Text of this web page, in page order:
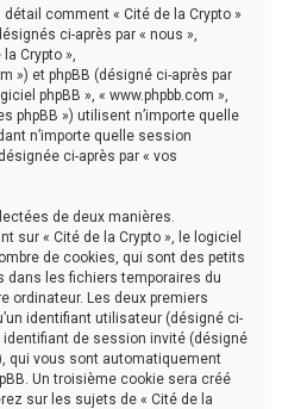
comment « Cité de la Crypto »
ci-après par « nous »,
Crypto »,
») et phpBB (désigné ci-après par
phpBB », « www.phpbb.com »,
phpBB ») utilisent n’importe quelle
n’importe quelle session
ci-après par « vos
de deux manières.
sur « Cité de la Crypto », le logiciel
de cookies, qui sont des petits
les fichiers temporaires du
ordinateur. Les deux premiers
identifiant utilisateur (désigné ci-
identifiant de session invité (désigné
qui vous sont automatiquement
Un troisième cookie sera créé
sur les sujets de « Cité de la